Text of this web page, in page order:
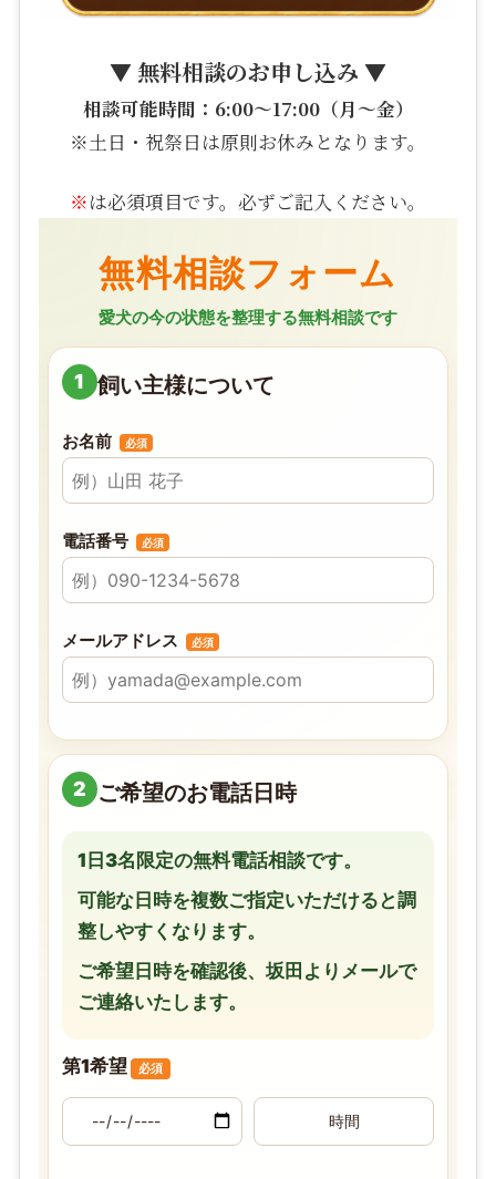
▼ 無料相談のお申し込み ▼
相談可能時間：6:00〜17:00（月〜金）
※土日・祝祭日は原則お休みとなります。
※は必須項目です。必ずご記入ください。
無料相談フォーム
愛犬の今の状態を整理する無料相談です
1 飼い主様について
お名前 必須
電話番号 必須
メールアドレス 必須
2 ご希望のお電話日時
1日3名限定の無料電話相談です。
可能な日時を複数ご指定いただけると調
整しやすくなります。
ご希望日時を確認後、坂田よりメールで
ご連絡いたします。
第1希望 必須